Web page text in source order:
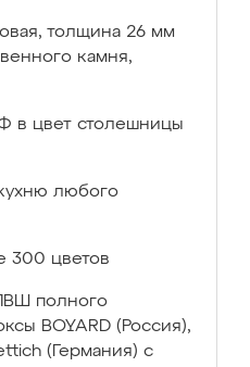
толщина 26 мм
камня,
в цвет столешницы
любого
300 цветов
ПВШ полного
BOYARD (Россия),
(Германия) с